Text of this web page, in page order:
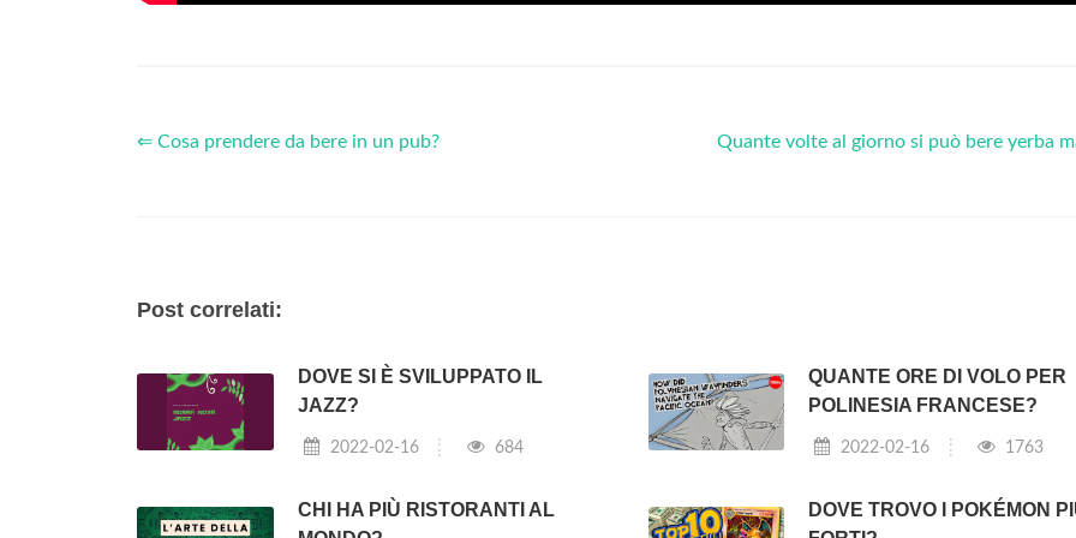
⇐ Cosa prendere da bere in un pub? Quante volte al giorno si può bere yerba
Post correlati:
DOVE SI È SVILUPPATO IL
JAZZ?
2022-02-16 684
QUANTE ORE DI VOLO PER
POLINESIA FRANCESE?
2022-02-16 1763
CHI HA PIÙ RISTORANTI AL
DOVE TROVO I POKÉMON